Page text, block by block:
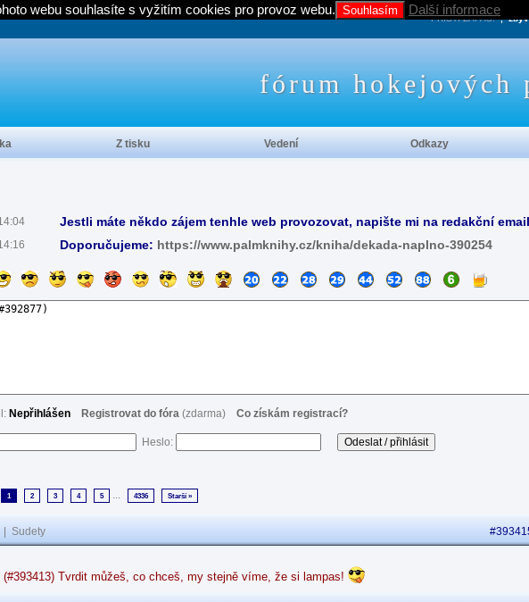
Jestli máte někdo zájem tenhle web provozovat, napište mi na redakční
Doporučujeme: https://www.palmknihy.cz/kniha/dekada-naplno-390254
Nepřihlášen Registrovat do fóra (zdarma) Co získám registrací?
Heslo:
1 2 3 4 5 ... 4336 Starší »
Sudety
(#393413) Tvrdit můžeš, co chceš, my stejně víme, že si lampas!
PRÍŠTÍ ZÁPAS:,
fórum hokejových
Z tisku Vedení Odkazy
webu souhlasíte s vyžitím cookies pro provoz webu. Souhlasím Další informace